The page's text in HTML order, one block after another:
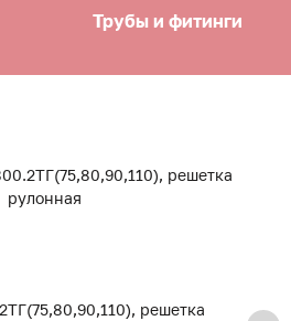
Трубы и фитинги
решетка